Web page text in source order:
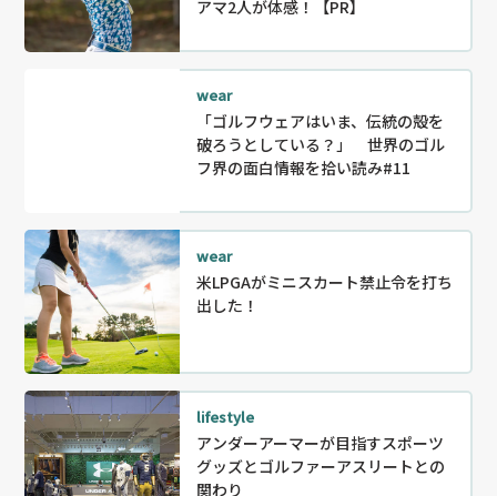
アマ2人が体感！【PR】
wear
「ゴルフウェアはいま、伝統の殻を
破ろうとしている？」 世界のゴル
フ界の面白情報を拾い読み#11
wear
米LPGAがミニスカート禁止令を打ち
出した！
lifestyle
アンダーアーマーが目指すスポーツ
グッズとゴルファーアスリートとの
関わり